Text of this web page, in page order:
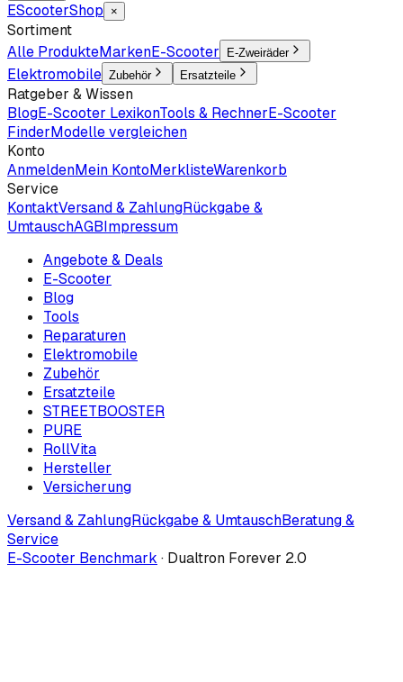
EScooterShop ×
Sortiment
Alle ProdukteMarkenE-Scooter E-Zweiräder
Elektromobile Zubehör Ersatzteile
Ratgeber & Wissen
BlogE-Scooter LexikonTools & RechnerE-Scooter
FinderModelle vergleichen
Konto
AnmeldenMein KontoMerklisteWarenkorb
Service
KontaktVersand & ZahlungRückgabe &
UmtauschAGBImpressum
Angebote & Deals
E-Scooter
Blog
Tools
Reparaturen
Elektromobile
Zubehör
Ersatzteile
STREETBOOSTER
PURE
RollVita
Hersteller
Versicherung
Versand & ZahlungRückgabe & UmtauschBeratung &
Service
E-Scooter Benchmark · Dualtron Forever 2.0